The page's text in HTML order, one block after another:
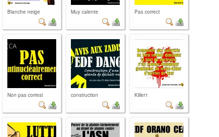
Blanche neige Muy calente Pas correct
Non pas correst construction Killer1